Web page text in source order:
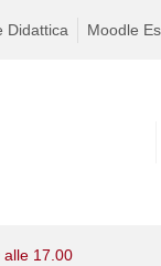
Didattica Moodle
alle 17.00